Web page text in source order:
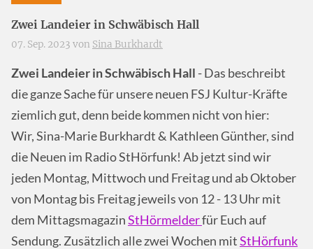
Zwei Landeier in Schwäbisch Hall
07. Sep. 2023 von Sina Burkhardt
Zwei Landeier in Schwäbisch Hall - Das beschreibt
die ganze Sache für unsere neuen FSJ Kultur-Kräfte
ziemlich gut, denn beide kommen nicht von hier:
Wir, Sina-Marie Burkhardt & Kathleen Günther, sind
die Neuen im Radio StHörfunk! Ab jetzt sind wir
jeden Montag, Mittwoch und Freitag und ab Oktober
von Montag bis Freitag jeweils von 12 - 13 Uhr mit
dem MittagsmagazinStHörmelderfür Euch auf
Sendung. Zusätzlich alle zwei Wochen mitStHörfunk